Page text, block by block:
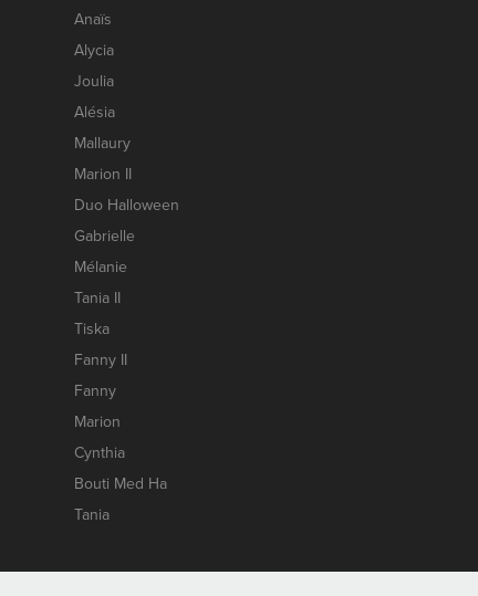
Anaïs
Alycia
Joulia
Alésia
Mallaury
Marion II
Duo Halloween
Gabrielle
Mélanie
Tania II
Tiska
Fanny II
Fanny
Marion
Cynthia
Bouti Med Ha
Tania
Contact